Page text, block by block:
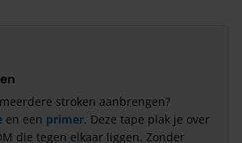
stroken aanbrengen?
en een primer. Deze tape plak je over
die tegen elkaar liggen. Zonder